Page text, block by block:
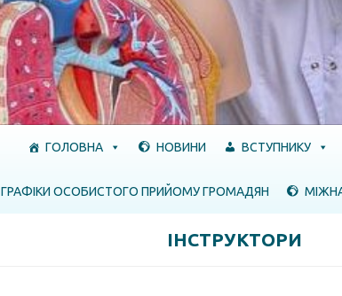
ГОЛОВНА НОВИНИ ВСТУПНИКУ
ГРАФІКИ ОСОБИСТОГО ПРИЙОМУ ГРОМАДЯН
ІНСТРУКТОРИ